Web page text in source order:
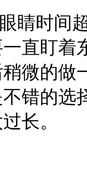
时间超
直盯着
微的做
错的选
长。